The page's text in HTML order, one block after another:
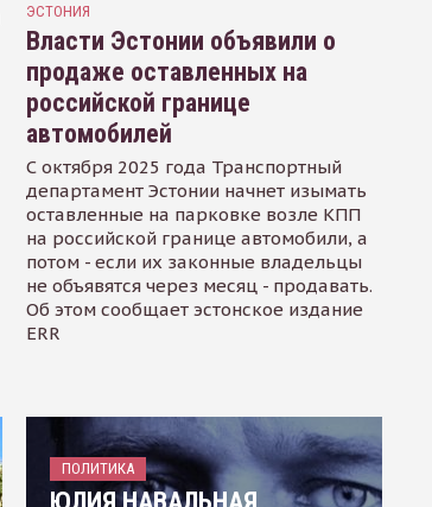
ЭСТОНИЯ
Власти Эстонии объявили о
продаже оставленных на
российской границе
автомобилей
С октября 2025 года Транспортный
департамент Эстонии начнет изымать
оставленные на парковке возле КПП
на российской границе автомобили, а
потом - если их законные владельцы
не объявятся через месяц - продавать.
Об этом сообщает эстонское издание
ERR
ПОЛИТИКА